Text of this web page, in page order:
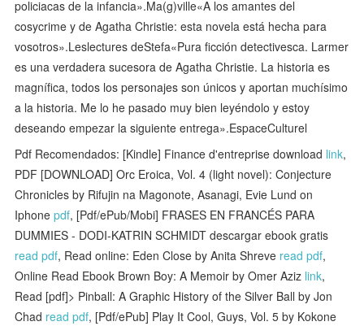
policiacas de la infancia».Ma(g)ville«A los amantes del
cosycrime y de Agatha Christie: esta novela está hecha para
vosotros».Leslectures deStefa«Pura ficción detectivesca. Larmer
es una verdadera sucesora de Agatha Christie. La historia es
magnífica, todos los personajes son únicos y aportan muchísimo
a la historia. Me lo he pasado muy bien leyéndolo y estoy
deseando empezar la siguiente entrega».EspaceCulturel
Pdf Recomendados: [Kindle] Finance d'entreprise download link,
PDF [DOWNLOAD] Orc Eroica, Vol. 4 (light novel): Conjecture
Chronicles by Rifujin na Magonote, Asanagi, Evie Lund on
Iphonepdf, [Pdf/ePub/Mobi] FRASES EN FRANCÉS PARA
DUMMIES - DODI-KATRIN SCHMIDT descargar ebook gratis
read pdf, Read online: Eden Close by Anita Shreve read pdf,
Online Read Ebook Brown Boy: A Memoir by Omer Aziz link,
Read [pdf]> Pinball: A Graphic History of the Silver Ball by Jon
Chad read pdf, [Pdf/ePub] Play It Cool, Guys, Vol. 5 by Kokone